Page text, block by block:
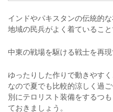
インドやパキスタンの伝統的
地域の民兵がよく着ていること
中東の戦場を駆ける戦士を再
ゆったりした作りで動きやす
なので夏でも比較的涼しく過
別にテロリスト装備をするつ
ておきましょう。